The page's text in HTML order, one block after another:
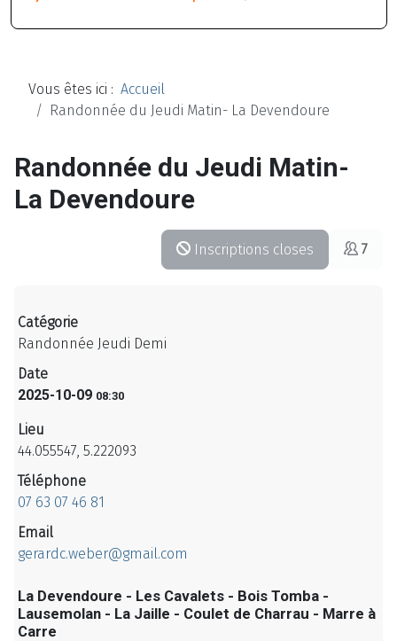
Vous êtes ici : Accueil
Randonnée du Jeudi Matin- La Devendoure
Randonnée du Jeudi Matin-
La Devendoure
Inscriptions closes 7
Catégorie
Randonnée Jeudi Demi
Date
2025-10-09 08:30
Lieu
44.055547, 5.222093
Téléphone
07 63 07 46 81
Email
gerardc.weber@gmail.com
La Devendoure - Les Cavalets - Bois Tomba -
Lausemolan - La Jaille - Coulet de Charrau - Marre à
Carre